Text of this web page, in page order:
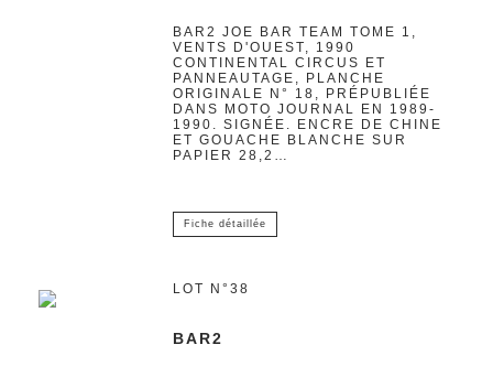
BAR2 JOE BAR TEAM TOME 1,
VENTS D'OUEST, 1990
CONTINENTAL CIRCUS ET
PANNEAUTAGE, PLANCHE
ORIGINALE N° 18, PRÉPUBLIÉE
DANS MOTO JOURNAL EN 1989-
1990. SIGNÉE. ENCRE DE CHINE
ET GOUACHE BLANCHE SUR
PAPIER 28,2…
Fiche détaillée
LOT N°38
BAR2